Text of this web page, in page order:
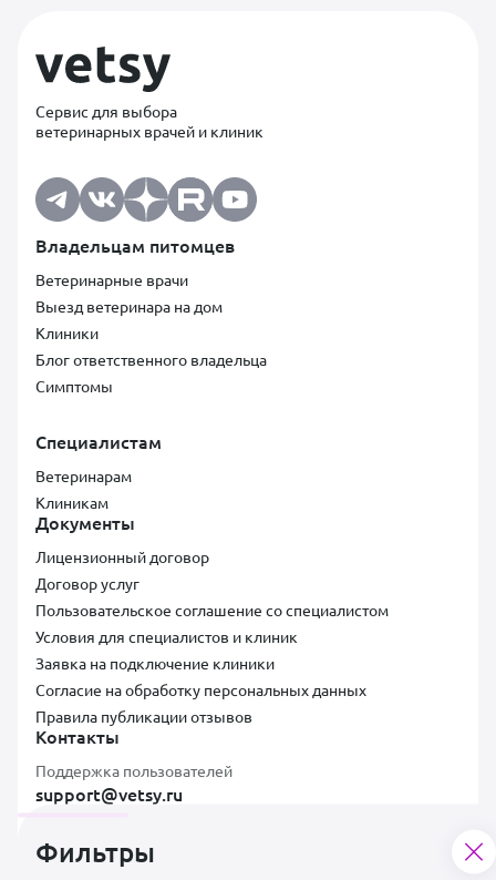
Фильтры
Сервис для выбора
ветеринарных врачей и клиник
Владельцам питомцев
Ветеринарные врачи
Выезд ветеринара на дом
Клиники
Блог ответственного владельца
Симптомы
Специалистам
Ветеринарам
Клиникам
Документы
Лицензионный договор
Договор услуг
Пользовательское соглашение со специалистом
Условия для специалистов и клиник
Заявка на подключение клиники
Согласие на обработку персональных данных
Правила публикации отзывов
Контакты
Поддержка пользователей
support@vetsy.ru